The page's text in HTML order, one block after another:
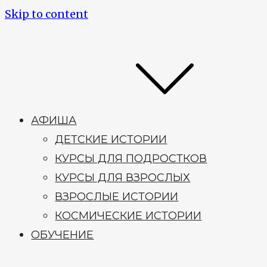
Skip to content
АФИША
ДЕТСКИЕ ИСТОРИИ
КУРСЫ ДЛЯ ПОДРОСТКОВ
КУРСЫ ДЛЯ ВЗРОСЛЫХ
ВЗРОСЛЫЕ ИСТОРИИ
КОСМИЧЕСКИЕ ИСТОРИИ
ОБУЧЕНИЕ